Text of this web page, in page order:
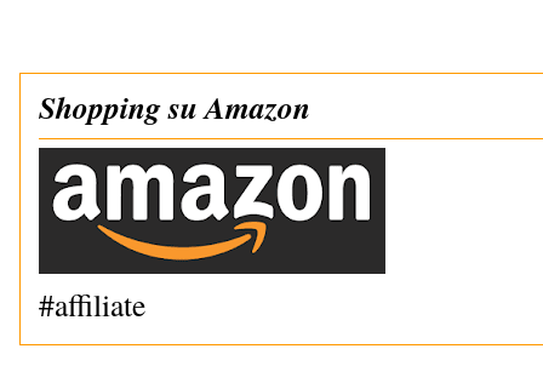
Shopping su Amazon
#affiliate